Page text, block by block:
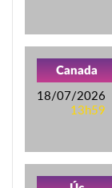
Canada
18/07/2026
13h59